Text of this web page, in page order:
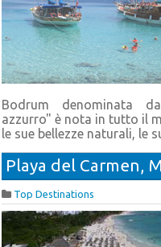
Bodrum denominata
azzurro" è nota in tutto il
le sue bellezze naturali, le
Playa del Carmen,
Top Destinations